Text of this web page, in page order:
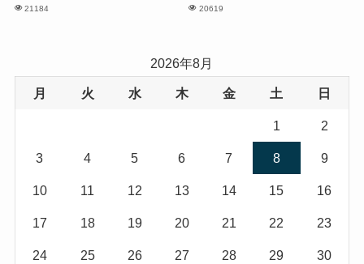
21184 20619
2026年8月
月 火 水 木 金 土 日
1 2
3 4 5 6 7 8 9
10 11 12 13 14 15 16
17 18 19 20 21 22 23
24 25 26 27 28 29 30